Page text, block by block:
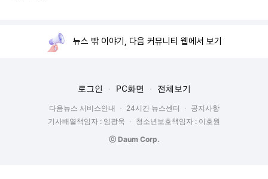
뉴스 밖 이야기, 다음 커뮤니티 웹에서 보기
로그인 PC화면 전체보기
다음뉴스 서비스안내 24시간 뉴스센터
공지사항
기사배열책임자 : 임광욱
청소년보호책임자 : 이호원
ⓒ Daum Corp.